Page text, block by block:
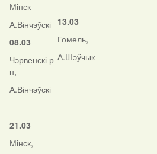
Мінск
А.Вінчэўскі
08.03
Чэрвенскі р-
н,
А.Вінчэўскі
13.03
Гомель,
А.Шэўчык
21.03
Мінск,